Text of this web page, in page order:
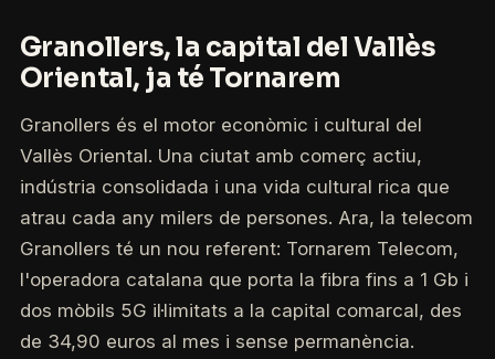
Granollers, la capital del Vallès
Oriental, ja té Tornarem
Granollers és el motor econòmic i cultural del
Vallès Oriental. Una ciutat amb comerç actiu,
indústria consolidada i una vida cultural rica que
atrau cada any milers de persones. Ara, la telecom
Granollers té un nou referent: Tornarem Telecom,
l'operadora catalana que porta la fibra fins a 1 Gb i
dos mòbils 5G il·limitats a la capital comarcal, des
de 34,90 euros al mes i sense permanència.